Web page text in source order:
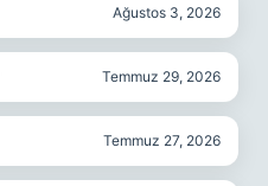
Ağustos 3, 2026
Temmuz 29, 2026
Temmuz 27, 2026